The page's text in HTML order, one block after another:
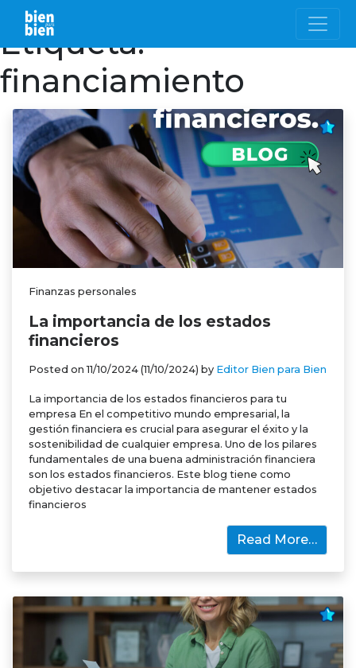
Etiqueta:
financiamiento
Finanzas personales
La importancia de los estados
financieros
Posted on11/10/2024 (11/10/2024) by Editor Bien para Bien
La importancia de los estados financieros para tu
empresa En el competitivo mundo empresarial, la
gestión financiera es crucial para asegurar el éxito y la
sostenibilidad de cualquier empresa. Uno de los pilares
fundamentales de una buena administración financiera
son los estados financieros. Este blog tiene como
objetivo destacar la importancia de mantener estados
financieros
Read More…